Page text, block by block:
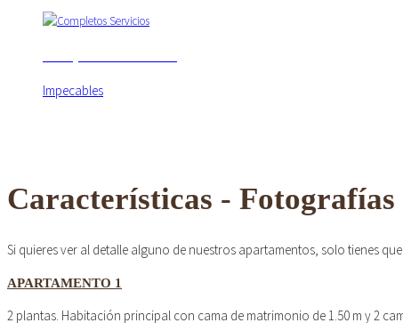
Impecables
Características - Fotografías
Si quieres ver al detalle alguno de nuestros apartamentos, solo tienes
APARTAMENTO 1
2 plantas. Habitación principal con cama de matrimonio de 1.50 m y 2